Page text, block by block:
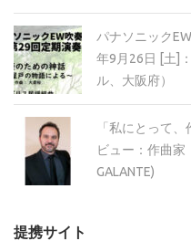
パナソニック
年9月26日 [土]
ル、大阪府）
「私にとって
ビュー：作曲
GALANTE)
提携サイト